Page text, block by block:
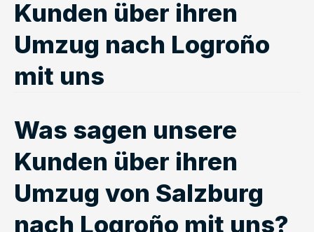
Kunden über ihren
Umzug nach Logroño
mit uns
Was sagen unsere
Kunden über ihren
Umzug von Salzburg
nach Logroño mit uns?